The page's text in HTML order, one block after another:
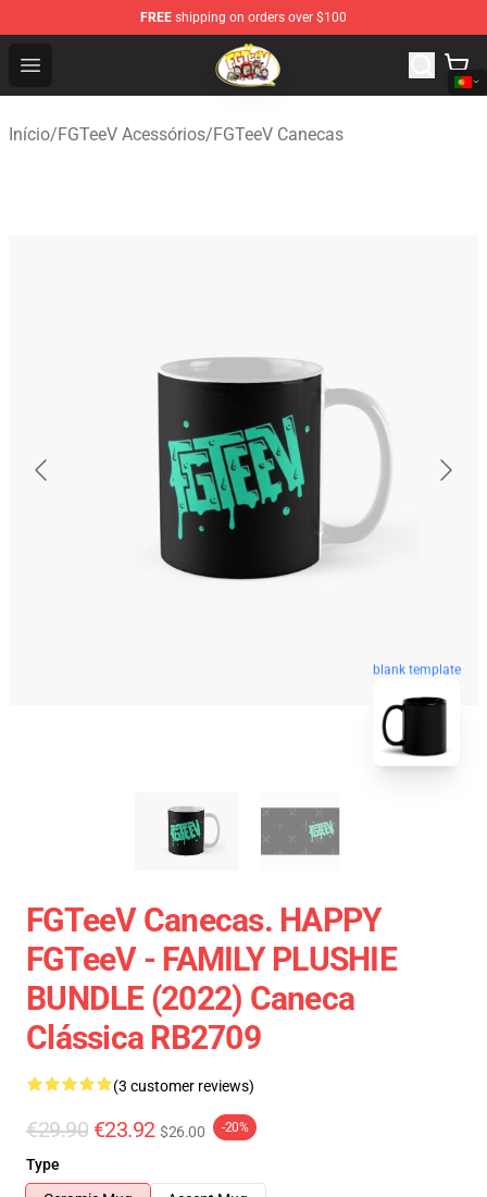
FREE shipping on orders over $100
Open menu
FGTeeV Store - Official FGTeeV Merchandise Shop
Início/FGTeeV Acessórios/FGTeeV Canecas
blank template
FGTeeV Canecas. HAPPY
FGTeeV - FAMILY PLUSHIE
BUNDLE (2022) Caneca
Clássica RB2709
(3 customer reviews)
€29.90 €23.92 $26.00 -20%
Type